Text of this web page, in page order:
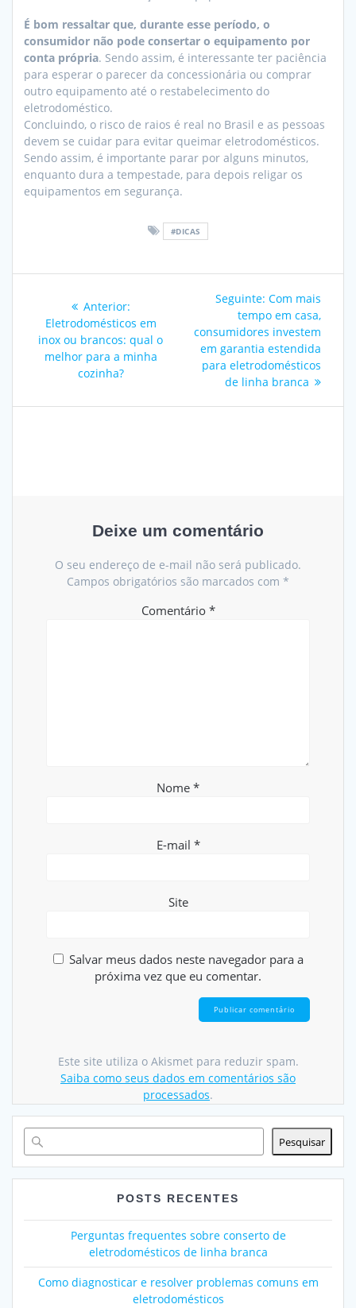
É bom ressaltar que, durante esse período, o
consumidor não pode consertar o equipamento por
conta própria. Sendo assim, é interessante ter paciência
para esperar o parecer da concessionária ou comprar
outro equipamento até o restabelecimento do
eletrodoméstico.
Concluindo, o risco de raios é real no Brasil e as pessoas
devem se cuidar para evitar queimar eletrodomésticos.
Sendo assim, é importante parar por alguns minutos,
enquanto dura a tempestade, para depois religar os
equipamentos em segurança.
#DICAS
Post
Anterior:Post
anterior:
Eletrodomésticos em
inox ou brancos: qual o
melhor para a minha
cozinha?
Seguinte: Post
seguinte:
Com mais
tempo em casa,
consumidores investem
em garantia estendida
para eletrodomésticos
de linha branca
Deixe um comentário
O seu endereço de e-mail não será publicado.
Campos obrigatórios são marcados com *
Comentário *
Nome *
E-mail *
Site
Salvar meus dados neste navegador para a
próxima vez que eu comentar.
Este site utiliza o Akismet para reduzir spam.
Saiba como seus dados em comentários são
processados.
Pesquisar
POSTS RECENTES
Perguntas frequentes sobre conserto de
eletrodomésticos de linha branca
Como diagnosticar e resolver problemas comuns em
eletrodomésticos